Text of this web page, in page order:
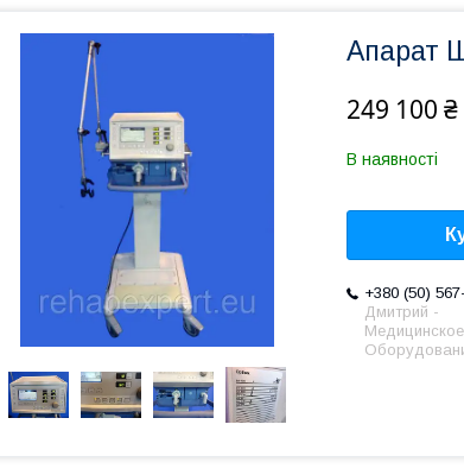
Апарат
249 100 ₴
В наявності
+380 (50)
Дмитрий -
Медицинское